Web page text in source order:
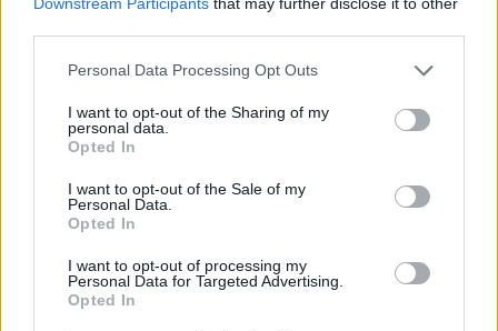
Please note that this website/app uses one or more Google
not limited to your visit or usage behaviour. You may click to
grant or deny consent to Google and its third-party tags to
use your data for below specified purposes in below Google
consent section.
Personal Data Processing Opt Outs
I want to opt-out of the Sharing of my
personal data.
Opted In
I want to opt-out of the Sale of my
Personal Data.
Opted In
I want to opt-out of processing my
Personal Data for Targeted Advertising.
Opted In
Január 15.-én újra indul a Mindentudás Egyeteme.